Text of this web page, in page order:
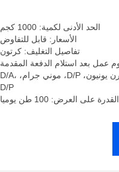
الحد الأدنى لكمية: 1000 كجم
الأسعار: قابل للتفاوض
تفاصيل التغليف: كرتون
شروط الدفع: خطاب الاعتماد، T/T، ويسترن يونيون، D/P، موني جرام، D/A،
D/P
القدرة على العرض: 100 طن يوميا